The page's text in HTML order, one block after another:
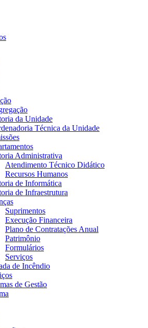
da Unidade
Técnica da Unidade
Administrativa
Atendimento Técnico Didático
Recursos Humanos
de Informática
de Infraestrutura
Suprimentos
Execução Financeira
Plano de Contratações Anual
Patrimônio
Formulários
Serviços
de Incêndio
de Gestão